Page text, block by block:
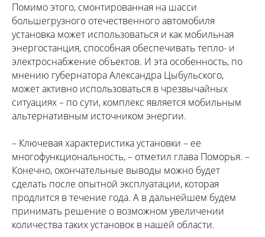
Помимо этого, смонтированная на шасси
большегрузного отечественного автомобиля
установка может использоваться и как мобильная
энергостанция, способная обеспечивать тепло- и
электроснабжение объектов. И эта особенность, по
мнению губернатора Александра Цыбульского,
может активно использоваться в чрезвычайных
ситуациях – по сути, комплекс является мобильным
альтернативным источником энергии.
– Ключевая характеристика установки – ее
многофункциональность, – отметил глава Поморья. –
Конечно, окончательные выводы можно будет
сделать после опытной эксплуатации, которая
продлится в течение года. А в дальнейшем будем
принимать решение о возможном увеличении
количества таких установок в нашей области.